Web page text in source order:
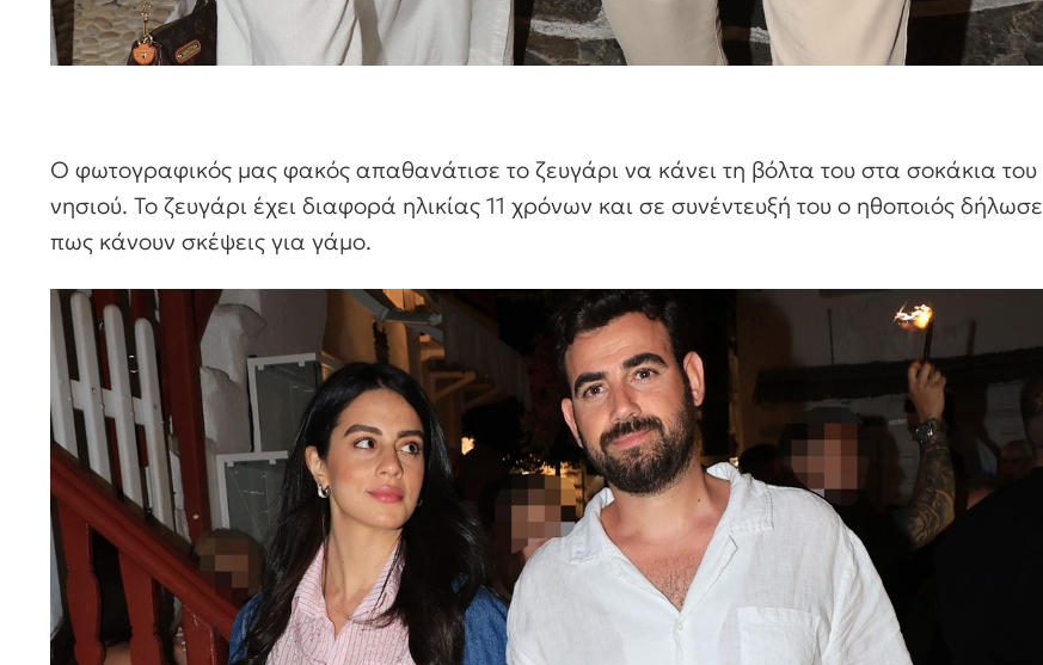
Ο φωτογραφικός μας φακός απαθανάτισε το ζευγάρι να κάνει τη βόλτα του στα σοκάκια του
νησιού. Το ζευγάρι έχει διαφορά ηλικίας 11 χρόνων και σε συνέντευξή του ο ηθοποιός δήλωσε
πως κάνουν σκέψεις για γάμο.